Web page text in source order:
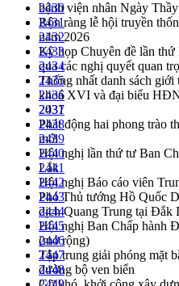
bệnh viện nhân Ngày
Rộn ràng lễ hội truyền
năm 2026
Kỳ họp Chuyên đề lần
qua các nghị quyết quan
Thống nhất danh sách
khoá XVI và đại biểu
2031
Phát động hai phong trào
mới
Hội nghị lần thứ tư Ban
Lắk
Hội nghị Báo cáo viên
Phó Thủ tướng Hồ Quốc
dịch Quang Trung tại Đắk
Hội nghị Ban Chấp hành
(mở rộng)
Tập trung giải phóng mặt
đường bộ ven biển
2430
2431
2432
2433
2434
2435
2436
2437
2438
2439
2440
2441
2442
2443
2444
2445
2446
2447
2448